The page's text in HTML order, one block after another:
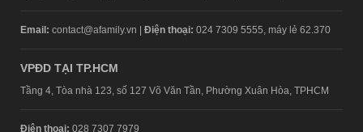
Email: contact@afamily.vn | Điện thoại: 024 7309 5555, máy lẻ 62.370
VPĐD TẠI TP.HCM
Tầng 4, Tòa nhà 123, số 127 Võ Văn Tần, Phường Xuân Hòa, TPHCM
Điện thoại: 028 7307 7979